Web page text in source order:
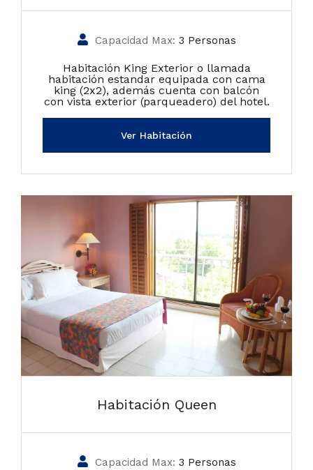
Capacidad Max: 3 Personas
Habitación King Exterior o llamada
habitación estandar equipada con cama
king (2x2), además cuenta con balcón
con vista exterior (parqueadero) del hotel.
Ver Habitación
Habitación Queen
Capacidad Max: 3 Personas